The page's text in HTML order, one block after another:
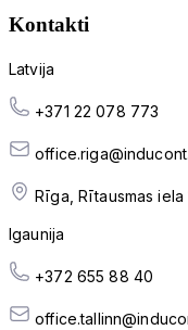
Kontakti
Latvija
+371 22 078 773
Rīga, Rītausmas iela
Igaunija
+372 655 88 40